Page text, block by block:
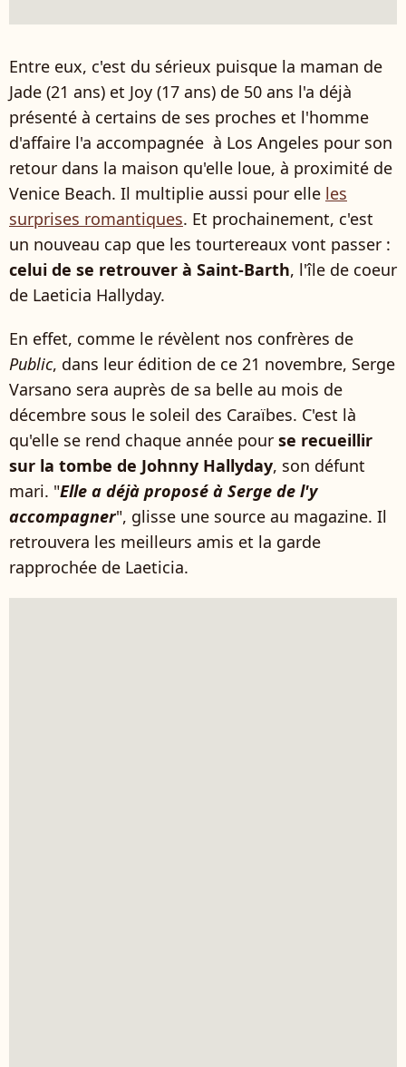
Entre eux, c'est du sérieux puisque la maman de
Jade (21 ans) et Joy (17 ans) de 50 ans l'a déjà
présenté à certains de ses proches et l'homme
d'affaire l'a accompagnée à Los Angeles pour son
retour dans la maison qu'elle loue, à proximité de
Venice Beach. Il multiplie aussi pour elle les
surprises romantiques. Et prochainement, c'est
un nouveau cap que les tourtereaux vont passer :
celui de se retrouver à Saint-Barth, l'île de coeur
de Laeticia Hallyday.
En effet, comme le révèlent nos confrères de
Public, dans leur édition de ce 21 novembre, Serge
Varsano sera auprès de sa belle au mois de
décembre sous le soleil des Caraïbes. C'est là
qu'elle se rend chaque année pour se recueillir
sur la tombe de Johnny Hallyday, son défunt
mari. "Elle a déjà proposé à Serge de l'y
accompagner", glisse une source au magazine. Il
retrouvera les meilleurs amis et la garde
rapprochée de Laeticia.